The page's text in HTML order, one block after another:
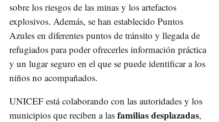
sobre los riesgos de las minas y los artefactos
explosivos. Además, se han establecido Puntos
Azules en diferentes puntos de tránsito y llegada de
refugiados para poder ofrecerles información práctica
y un lugar seguro en el que se puede identificar a los
niños no acompañados.
UNICEF está colaborando con las autoridades y los
municipios que reciben a las familias desplazadas,